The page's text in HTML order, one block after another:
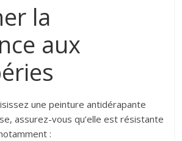
la
aux
une peinture antidérapante
assurez-vous qu’elle est résistante
: